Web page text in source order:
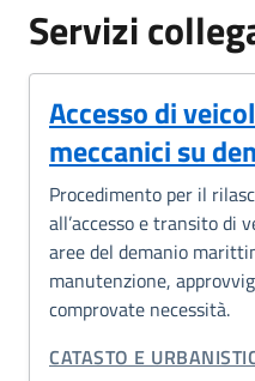
Servizi
Accesso di
meccanici su
Procedimento per il
all’accesso e transito di
aree del demanio
manutenzione,
comprovate necessità.
CATEGORIA
CATASTO E